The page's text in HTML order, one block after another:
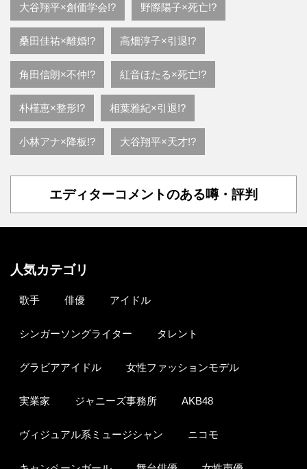
大谷翔平×創価学会!? 野際陽子×死亡!?
桑田佳祐×離婚!? 高畑淳子×引退!?
角田信朗×不仲!? 紅音ほたる×死亡!?
朴槿恵×整形!? 相葉雅紀×引退!?
小林アナ×降板!? 大谷翔平×天才!?
エディターコメントのある噂・評判
人気カテゴリ
歌手 俳優 アイドル
シンガーソングライター タレント
グラビアアイドル 女性ファッションモデル
実業家 ジャニーズ事務所 AKB48
ヴィジュアル系ミュージシャン ニコモ